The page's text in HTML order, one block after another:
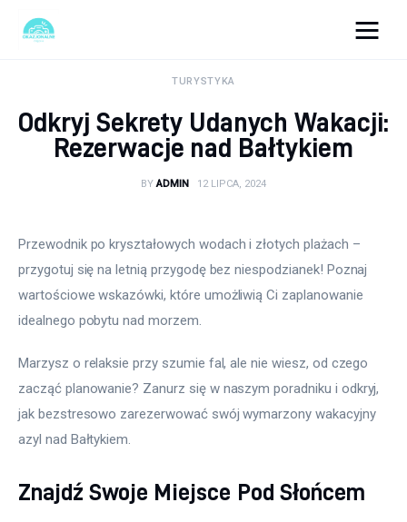
Turystyka
Zdrowie
TURYSTYKA
Odkryj Sekrety Udanych Wakacji:
Rezerwacje nad Bałtykiem
BY ADMIN 12 LIPCA, 2024
Przewodnik po kryształowych wodach i złotych plażach –
przygotuj się na letnią przygodę bez niespodzianek! Poznaj
wartościowe wskazówki, które umożliwią Ci zaplanowanie
idealnego pobytu nad morzem.
Marzysz o relaksie przy szumie fal, ale nie wiesz, od czego
zacząć planowanie? Zanurz się w naszym poradniku i odkryj,
jak bezstresowo zarezerwować swój wymarzony wakacyjny
azyl nad Bałtykiem.
Znajdź Swoje Miejsce Pod Słońcem